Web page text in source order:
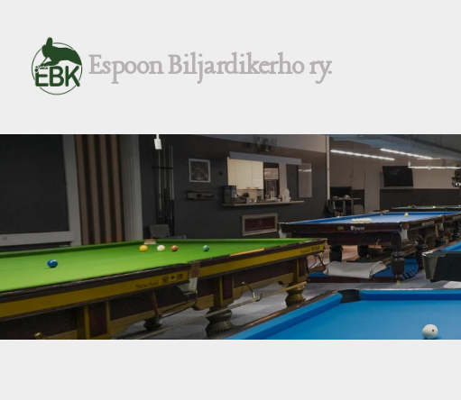
sivun
sisältöön
Espoon Biljardikerho ry.